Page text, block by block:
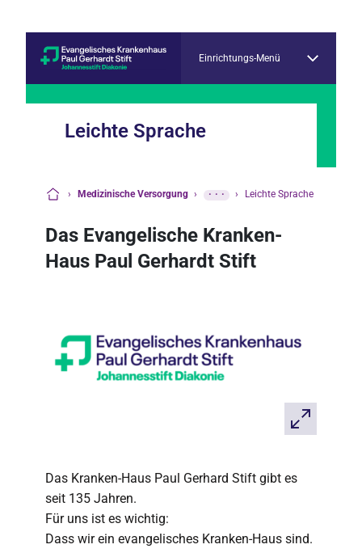
Einrichtungs-Menü
Leichte Sprache
› Medizinische Versorgung › ··· › Leichte Sprache
Das Evangelische Kranken-
Haus Paul Gerhardt Stift
Das Kranken-Haus Paul Gerhard Stift gibt es
seit 135 Jahren.
Für uns ist es wichtig:
Dass wir ein evangelisches Kranken-Haus sind.